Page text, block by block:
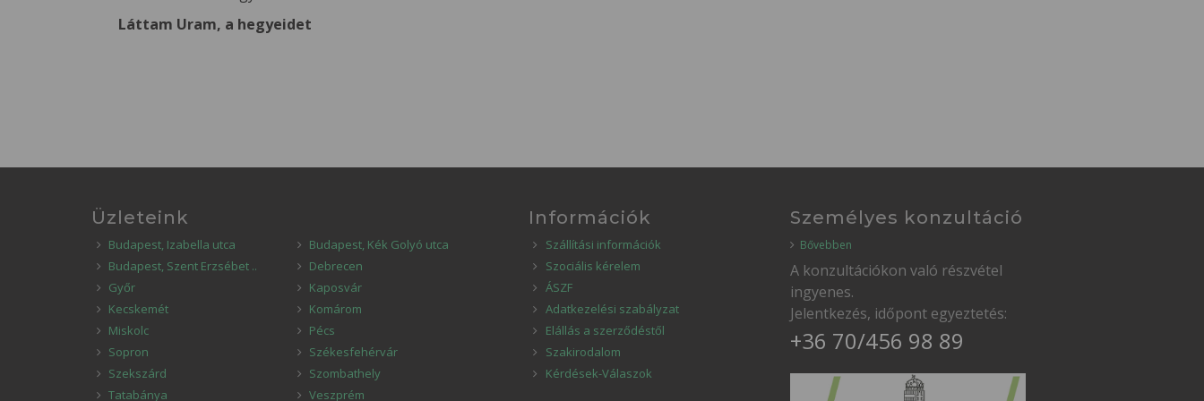
Láttam Uram, a hegyeidet
Üzleteink
Budapest, Izabella utca
Budapest, Kék Golyó utca
Budapest, Szent Erzsébet ..
Debrecen
Győr
Kaposvár
Kecskemét
Komárom
Miskolc
Pécs
Sopron
Székesfehérvár
Szekszárd
Szombathely
Tatabánya
Veszprém
Információk
Szállítási információk
Szociális kérelem
ÁSZF
Adatkezelési szabályzat
Elállás a szerződéstől
Szakirodalom
Kérdések-Válaszok
Személyes konzultáció
Bővebben
A konzultációkon való részvétel
ingyenes.
Jelentkezés, időpont egyeztetés:
+36 70/456 98 89